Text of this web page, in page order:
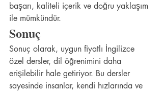
başarı, kaliteli içerik ve doğru yaklaşım
ile mümkündür.
Sonuç
Sonuç olarak, uygun fiyatlı İngilizce
özel dersler, dil öğrenimini daha
erişilebilir hale getiriyor. Bu dersler
sayesinde insanlar, kendi hızlarında ve